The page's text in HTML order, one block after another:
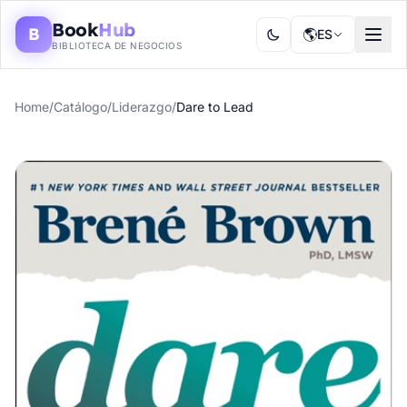
B BookHub
BIBLIOTECA DE NEGOCIOS
🌎ES
Home/Catálogo/Liderazgo/Dare to Lead